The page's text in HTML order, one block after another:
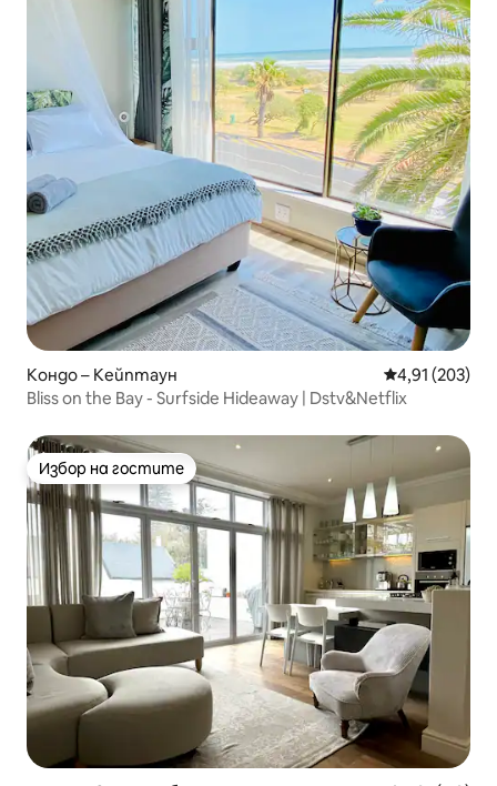
Кондо – Кейптаун Средна
4,91 (203)
Bliss on the Bay - Surfside Hideaway | Dstv&Netflix
Избор на гостите
Избор на гостите